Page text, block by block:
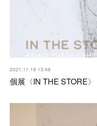
2021.11.18 13:48
個展〈IN THE STORE〉